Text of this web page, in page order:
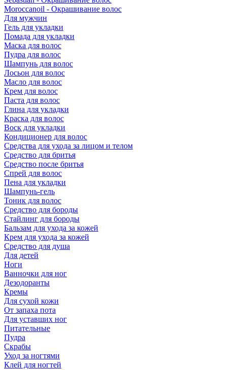
Moroccanoil - Окрашивание волос
Для мужчин
Гель для укладки
Помада для укладки
Маска для волос
Пудра для волос
Шампунь для волос
Лосьон для волос
Масло для волос
Крем для волос
Паста для волос
Глина для укладки
Краска для волос
Воск для укладки
Кондиционер для волос
Средства для ухода за лицом и телом
Средство для бритья
Средство после бритья
Спрей для волос
Пена для укладки
Шампунь-гель
Тоник для волос
Средство для бороды
Стайлинг для бороды
Бальзам для ухода за кожей
Крем для ухода за кожей
Средство для душа
Для детей
Ноги
Ванночки для ног
Дезодоранты
Кремы
Для сухой кожи
От запаха пота
Для уставших ног
Питательные
Пудра
Скрабы
Уход за ногтями
Клей для ногтей